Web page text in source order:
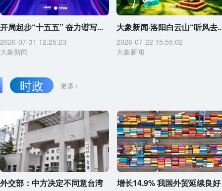
开局起步“十五五” 奋力谱写...
2026-07-31 12:25:23
大象新闻
大象新闻·洛阳白云山“听风去
2026-07-22 15:55:02
大象新闻
更多>
时政
外交部：中方决定不同意台湾
增长14.9% 我国外贸延续良好